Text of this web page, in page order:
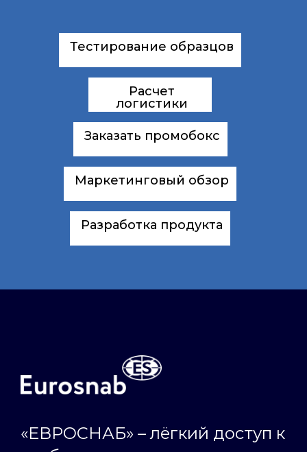
Тестирование образцов
Расчет
логистики
Заказать промобокс
Маркетинговый обзор
Разработка продукта
«ЕВРОСНАБ» – лёгкий доступ к